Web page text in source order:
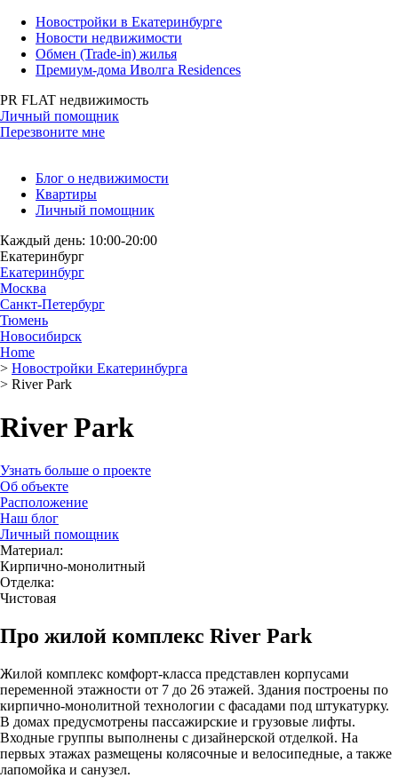
Новостройки в Екатеринбурге
Новости недвижимости
Обмен (Trade-in) жилья
Премиум-дома Иволга Residences
PR FLAT недвижимость
Личный помощник
Перезвоните мне
Блог о недвижимости
Квартиры
Личный помощник
Каждый день: 10:00-20:00
Екатеринбург
Екатеринбург
Москва
Санкт-Петербург
Тюмень
Новосибирск
Home
> Новостройки Екатеринбурга
> River Park
River Park
Узнать больше о проекте
Об объекте
Расположение
Наш блог
Личный помощник
Материал:
Кирпично-монолитный
Отделка:
Чистовая
Про жилой комплекс River Park
Жилой комплекс комфорт-класса представлен корпусами
переменной этажности от 7 до 26 этажей. Здания построены по
кирпично-монолитной технологии с фасадами под штукатурку.
В домах предусмотрены пассажирские и грузовые лифты.
Входные группы выполнены с дизайнерской отделкой. На
первых этажах размещены колясочные и велосипедные, а также
лапомойка и санузел.